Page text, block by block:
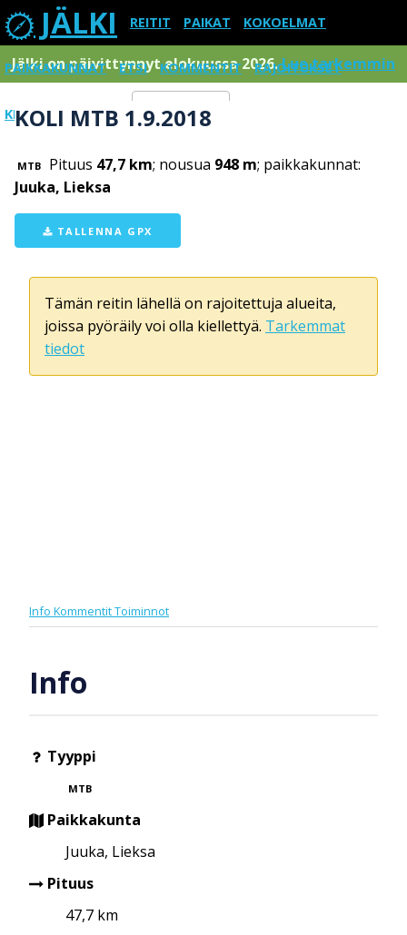
JÄLKI REITIT PAIKAT KOKOELMAT
PAIKKAKUNNAT ETSI KOMMENTIT RAJOITUKSET
KIRJAUDU SISÄÄN Menu
Jälki on päivittynnyt elokuussa 2026.Lue tarkemmin
KOLI MTB 1.9.2018
MTB Pituus 47,7 km; nousua 948 m; paikkakunnat:
Juuka, Lieksa
TALLENNA GPX
Tämän reitin lähellä on rajoitettuja alueita,
joissa pyöräily voi olla kiellettyä. Tarkemmat
tiedot
Info KommentitToiminnot
Info
Tyyppi
MTB
Paikkakunta
Juuka, Lieksa
Pituus
47,7 km